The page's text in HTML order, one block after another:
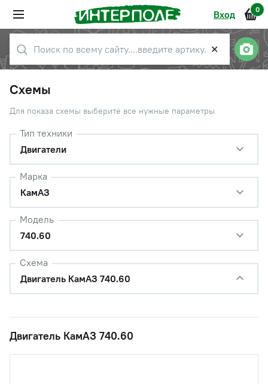
Вход 0
✕
Схемы
Для показа схемы выберите все нужные параметры
Тип техники
Двигатели
Марка
КамАЗ
Модель
740.60
Схема
Двигатель КамАЗ 740.60
Двигатель КамАЗ 740.60